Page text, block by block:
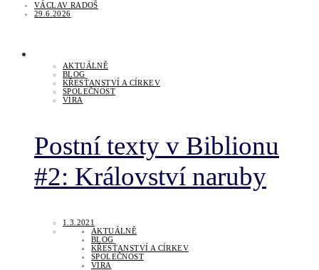
VÁCLAV RADOŠ
29.6.2026
AKTUÁLNĚ
BLOG
KŘESŤANSTVÍ A CÍRKEV
SPOLEČNOST
VÍRA
Postní texty v Biblionu
#2: Království naruby
1.3.2021
AKTUÁLNĚ
BLOG
KŘESŤANSTVÍ A CÍRKEV
SPOLEČNOST
VÍRA